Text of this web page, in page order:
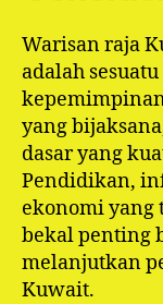
Warisan raja
adalah
yang
dasar yang
Pendidikan,
ekonomi yang
bekal penting
melanjutkan
Kuwait.